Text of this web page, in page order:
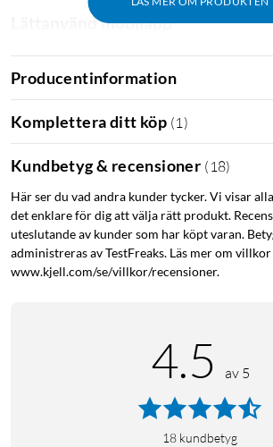
Lättanvänd mobilapp
Kameran installeras enkelt via appenTP-
(iOS/Android) där du får tillgång till en live-
kamera och kan strömma upptagningen
eller surfplatta. Här kan du även manuellt
videos till din enhet, som har lagrats på
Links molntjänst (extra kostnad
schemaläggning.
Appen kan hantera upp till 32 kameror per
placeras i olika zoner för enkel och tydlig
Smart AI-detektering
Med smart AI-detektering kan kameran
och följer automatiskt objektet utan extra
Producentinformation
Komplettera ditt köp (1 )
Kundbetyg & recensioner ( 18)
Här ser du vad andra kunder tycker. Vi visar
det enklare för dig att välja rätt produkt.
uteslutande av kunder som har köpt varan.
administreras av TestFreaks. Läs mer om
www.kjell.com/se/villkor/recensioner.
4.5 av 5
18 kundbetyg